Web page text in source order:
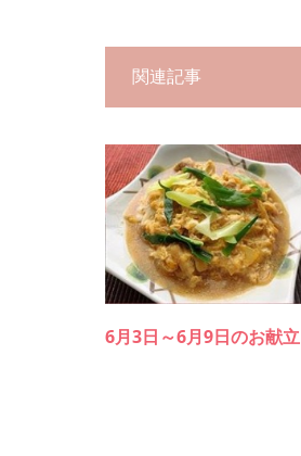
関連記事
6月3日～6月9日のお献立